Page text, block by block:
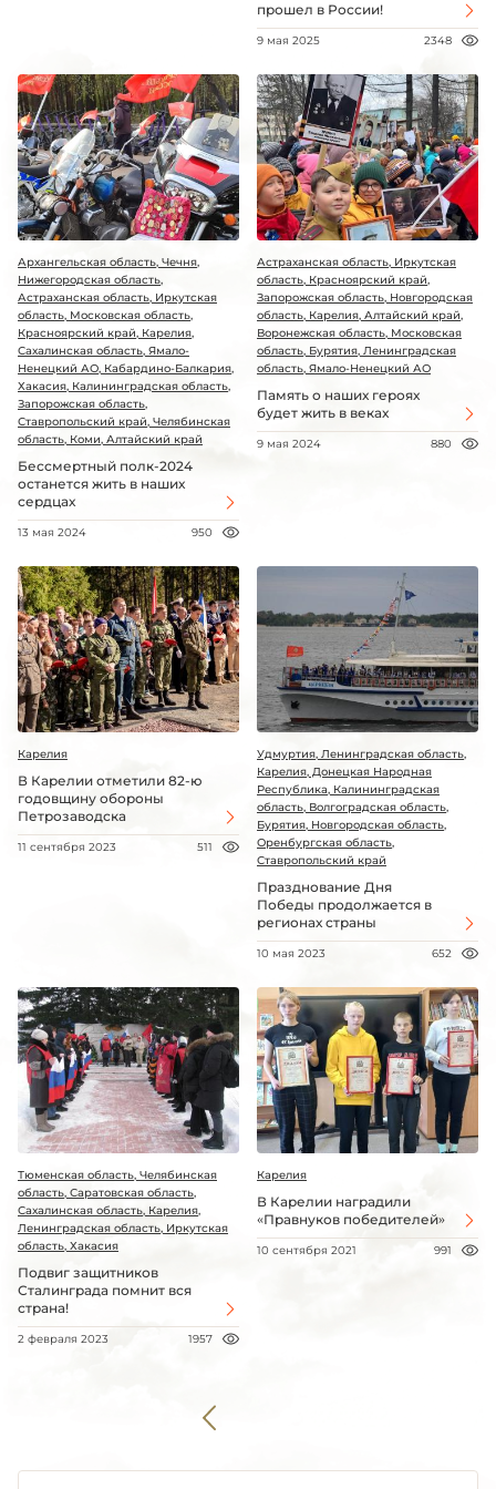
прошел в России!
9 мая 2025 2348
Архангельская область, Чечня,
Нижегородская область,
Астраханская область, Иркутская
область, Московская область,
Красноярский край, Карелия,
Сахалинская область, Ямало-
Ненецкий АО, Кабардино-Балкария,
Хакасия, Калининградская область,
Запорожская область,
Ставропольский край, Челябинская
область, Коми, Алтайский край
Бессмертный полк-2024
останется жить в наших
сердцах
13 мая 2024 950
Астраханская область, Иркутская
область, Красноярский край,
Запорожская область, Новгородская
область, Карелия, Алтайский край,
Воронежская область, Московская
область, Бурятия, Ленинградская
область, Ямало-Ненецкий АО
Память о наших героях
будет жить в веках
9 мая 2024 880
Карелия
В Карелии отметили 82-ю
годовщину обороны
Петрозаводска
11 сентября 2023 511
Удмуртия, Ленинградская область,
Карелия, Донецкая Народная
Республика, Калининградская
область, Волгоградская область,
Бурятия, Новгородская область,
Оренбургская область,
Ставропольский край
Празднование Дня
Победы продолжается в
регионах страны
10 мая 2023 652
Тюменская область, Челябинская
область, Саратовская область,
Сахалинская область, Карелия,
Ленинградская область, Иркутская
область, Хакасия
Подвиг защитников
Сталинграда помнит вся
страна!
2 февраля 2023 1957
Карелия
В Карелии наградили
«Правнуков победителей»
10 сентября 2021 991